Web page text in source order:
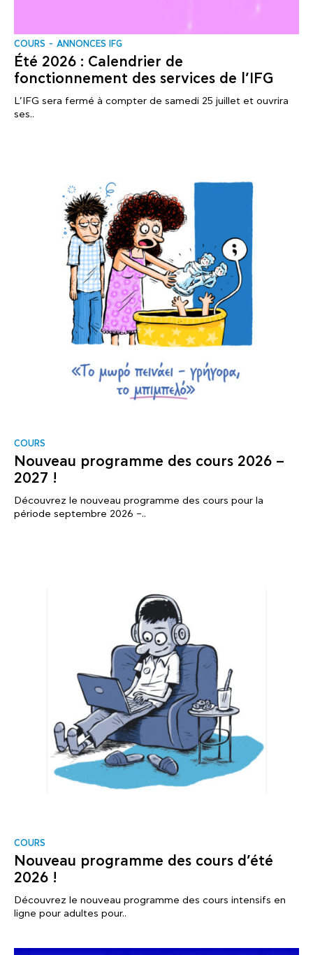
COURS ANNONCES IFG
Été 2026 : Calendrier de
fonctionnement des services de l’IFG
L’IFG sera fermé à compter de samedi 25 juillet et ouvrira
ses..
COURS
Nouveau programme des cours 2026 –
2027 !
Découvrez le nouveau programme des cours pour la
période septembre 2026 –..
COURS
Nouveau programme des cours d’été
2026 !
Découvrez le nouveau programme des cours intensifs en
ligne pour adultes pour..